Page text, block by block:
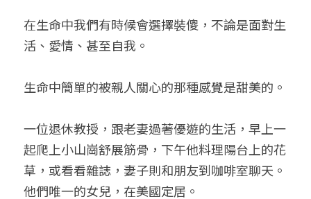
在生命中我們有時候會選擇裝傻，不論是面對生
活、愛情、甚至自我。
生命中簡單的被親人關心的那種感覺是甜美的。
一位退休教授，跟老妻過著優遊的生活，早上一
起爬上小山崗舒展筋骨，下午他料理陽台上的花
草，或看看雜誌，妻子則和朋友到咖啡室聊天。
他們唯一的女兒，在美國定居。